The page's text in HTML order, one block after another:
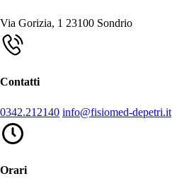
Via Gorizia, 1 23100 Sondrio
Contatti
0342.212140 info@fisiomed-depetri.it
Orari